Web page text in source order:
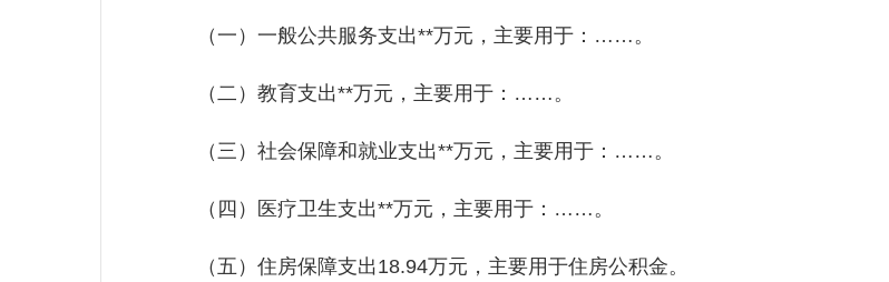
（一）一般公共服务支出**万元，主要用于：……。
（二）教育支出**万元，主要用于：……。
（三）社会保障和就业支出**万元，主要用于：……。
（四）医疗卫生支出**万元，主要用于：……。
（五）住房保障支出18.94万元，主要用于住房公积金。